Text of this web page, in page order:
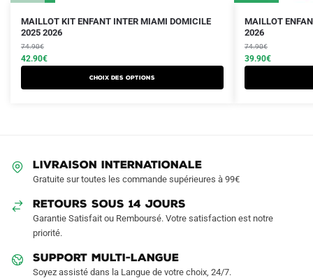
MAILLOT KIT ENFANT INTER MIAMI DOMICILE
2025 2026
74.90€
Le
prix
initial
était :
42.90€
Le
prix
actuel
est :
Choix des options
Ce
produit
a
plusieurs
variations.
choisies
la
page
produit
MAILLOT
2026
74.90€
Le
prix
initial
était :
39.90€
Le
prix
actuel
est :
Ce
produit
a
plusieurs
variations.
page
LIVRAISON INTERNATIONALE
Gratuite sur toutes les commande supérieures à 99€
RETOURS SOUS 14 JOURS
Garantie Satisfait ou Remboursé. Votre satisfaction est notre
priorité.
SUPPORT MULTI-LANGUE
Soyez assisté dans la Langue de votre choix, 24/7.